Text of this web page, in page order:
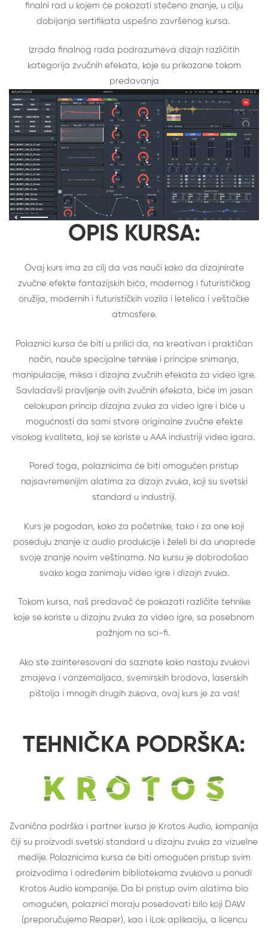
finalni rad u kojem će pokazati stečeno znanje, u cilju
dobijanja sertifikata uspešno završenog kursa.
Izrada finalnog rada podrazumeva dizajn različitih
kategorija zvučnih efekata, koje su prikazane tokom
predavanja
OPIS KURSA:
Ovaj kurs ima za cilj da vas nauči kako da dizajnirate
zvučne efekte fantazijskih bića, modernog i futurističkog
oružija, modernih i futurističkih vozila i letelica i veštačke
atmosfere.
Polaznici kursa će biti u prilici da, na kreativan i praktičan
način, nauče specijalne tehnike i principe snimanja,
manipulacije, miksa i dizajna zvučnih efekata za video igre.
Savladavši pravljenje ovih zvučnih efekata, biće im jasan
celokupan princip dizajna zvuka za video igre i biće u
mogućnosti da sami stvore originalne zvučne efekte
visokog kvaliteta, koji se koriste u AAA industriji video igara.
Pored toga, polaznicima će biti omogućen pristup
najsavremenijim alatima za dizajn zvuka, koji su svetski
standard u industriji.
Kurs je pogodan, kako za početnike, tako i za one koji
poseduju znanje iz audio produkcije i želeli bi da unaprede
svoje znanje novim veštinama. Na kursu je dobrodošao
svako koga zanimaju video igre i dizajn zvuka.
Tokom kursa, naš predavač će pokazati različite tehnike
koje se koriste u dizajnu zvuka za video igre, sa posebnom
pažnjom na sci-fi.
Ako ste zainteresovani da saznate kako nastaju zvukovi
zmajeva i vanzemaljaca, svemirskih brodova, laserskih
pištolja i mnogih drugih zukova, ovaj kurs je za vas!
TEHNIČKA PODRŠKA:
Zvanična podrška i partner kursa je Krotos Audio, kompanija
čiji su proizvodi svetski standard u dizajnu zvuka za vizuelne
medije. Polaznicima kursa će biti omogućen pristup svim
proizvodima i određenim bibliotekama zvukova u ponudi
Krotos Audio kompanije. Da bi pristup ovim alatima bio
omogućen, polaznici moraju posedovati bilo koji DAW
(preporučujemo Reaper), kao i iLok aplikaciju, a licencu